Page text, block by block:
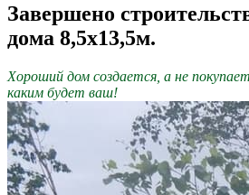
Завершено
дома 8,5х13,5м.
Хороший дом создается, а не
каким будет ваш!